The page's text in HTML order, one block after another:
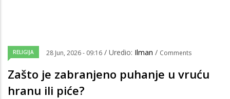
RELIGIJA 28 Jun, 2026 - 09:16 / Uredio: Ilman / Comments
Zašto je zabranjeno puhanje u vruću
hranu ili piće?